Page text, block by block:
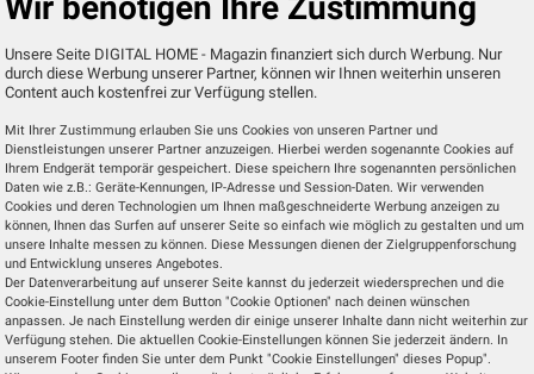
eine smarte Videoüberwachung genutzt. Doch
um auf Kameras zuzugreifen und private
welchen Zeiten das Haus leer ist oder Betrüger,
Spiel. „Intelligente Überwachungskameras bieten
der Installation und Nutzung auf die
Digitalisierung beim TÜV-Verband. „Schon
können helfen, Angreifer fernzuhalten.“
intelligenter Videoüberwachungssysteme.
Unsere Seite DIGITAL HOME - Magazin finanziert sich durch Werbung. Nur
durch diese Werbung unserer Partner, können wir Ihnen weiterhin unseren
Content auch kostenfrei zur Verfügung stellen.
Mit Ihrer Zustimmung erlauben Sie uns Cookies von unseren Partner und
Dienstleistungen unserer Partner anzuzeigen. Hierbei werden sogenannte Cookies auf
Ihrem Endgerät temporär gespeichert. Diese speichern Ihre sogenannten persönlichen
Daten wie z.B.: Geräte-Kennungen, IP-Adresse und Session-Daten. Wir verwenden
Cookies und deren Technologien um Ihnen maßgeschneiderte Werbung anzeigen zu
können, Ihnen das Surfen auf unserer Seite so einfach wie möglich zu gestalten und um
unsere Inhalte messen zu können. Diese Messungen dienen der Zielgruppenforschung
und Entwicklung unseres Angebotes.
Der Datenverarbeitung auf unserer Seite kannst du jederzeit wiedersprechen und die
Cookie-Einstellung unter dem Button "Cookie Optionen" nach deinen wünschen
anpassen. Je nach Einstellung werden dir einige unserer Inhalte dann nicht weiterhin zur
Verfügung stehen. Die aktuellen Cookie-Einstellungen können Sie jederzeit ändern. In
unserem Footer finden Sie unter dem Punkt "Cookie Einstellungen" dieses Popup".